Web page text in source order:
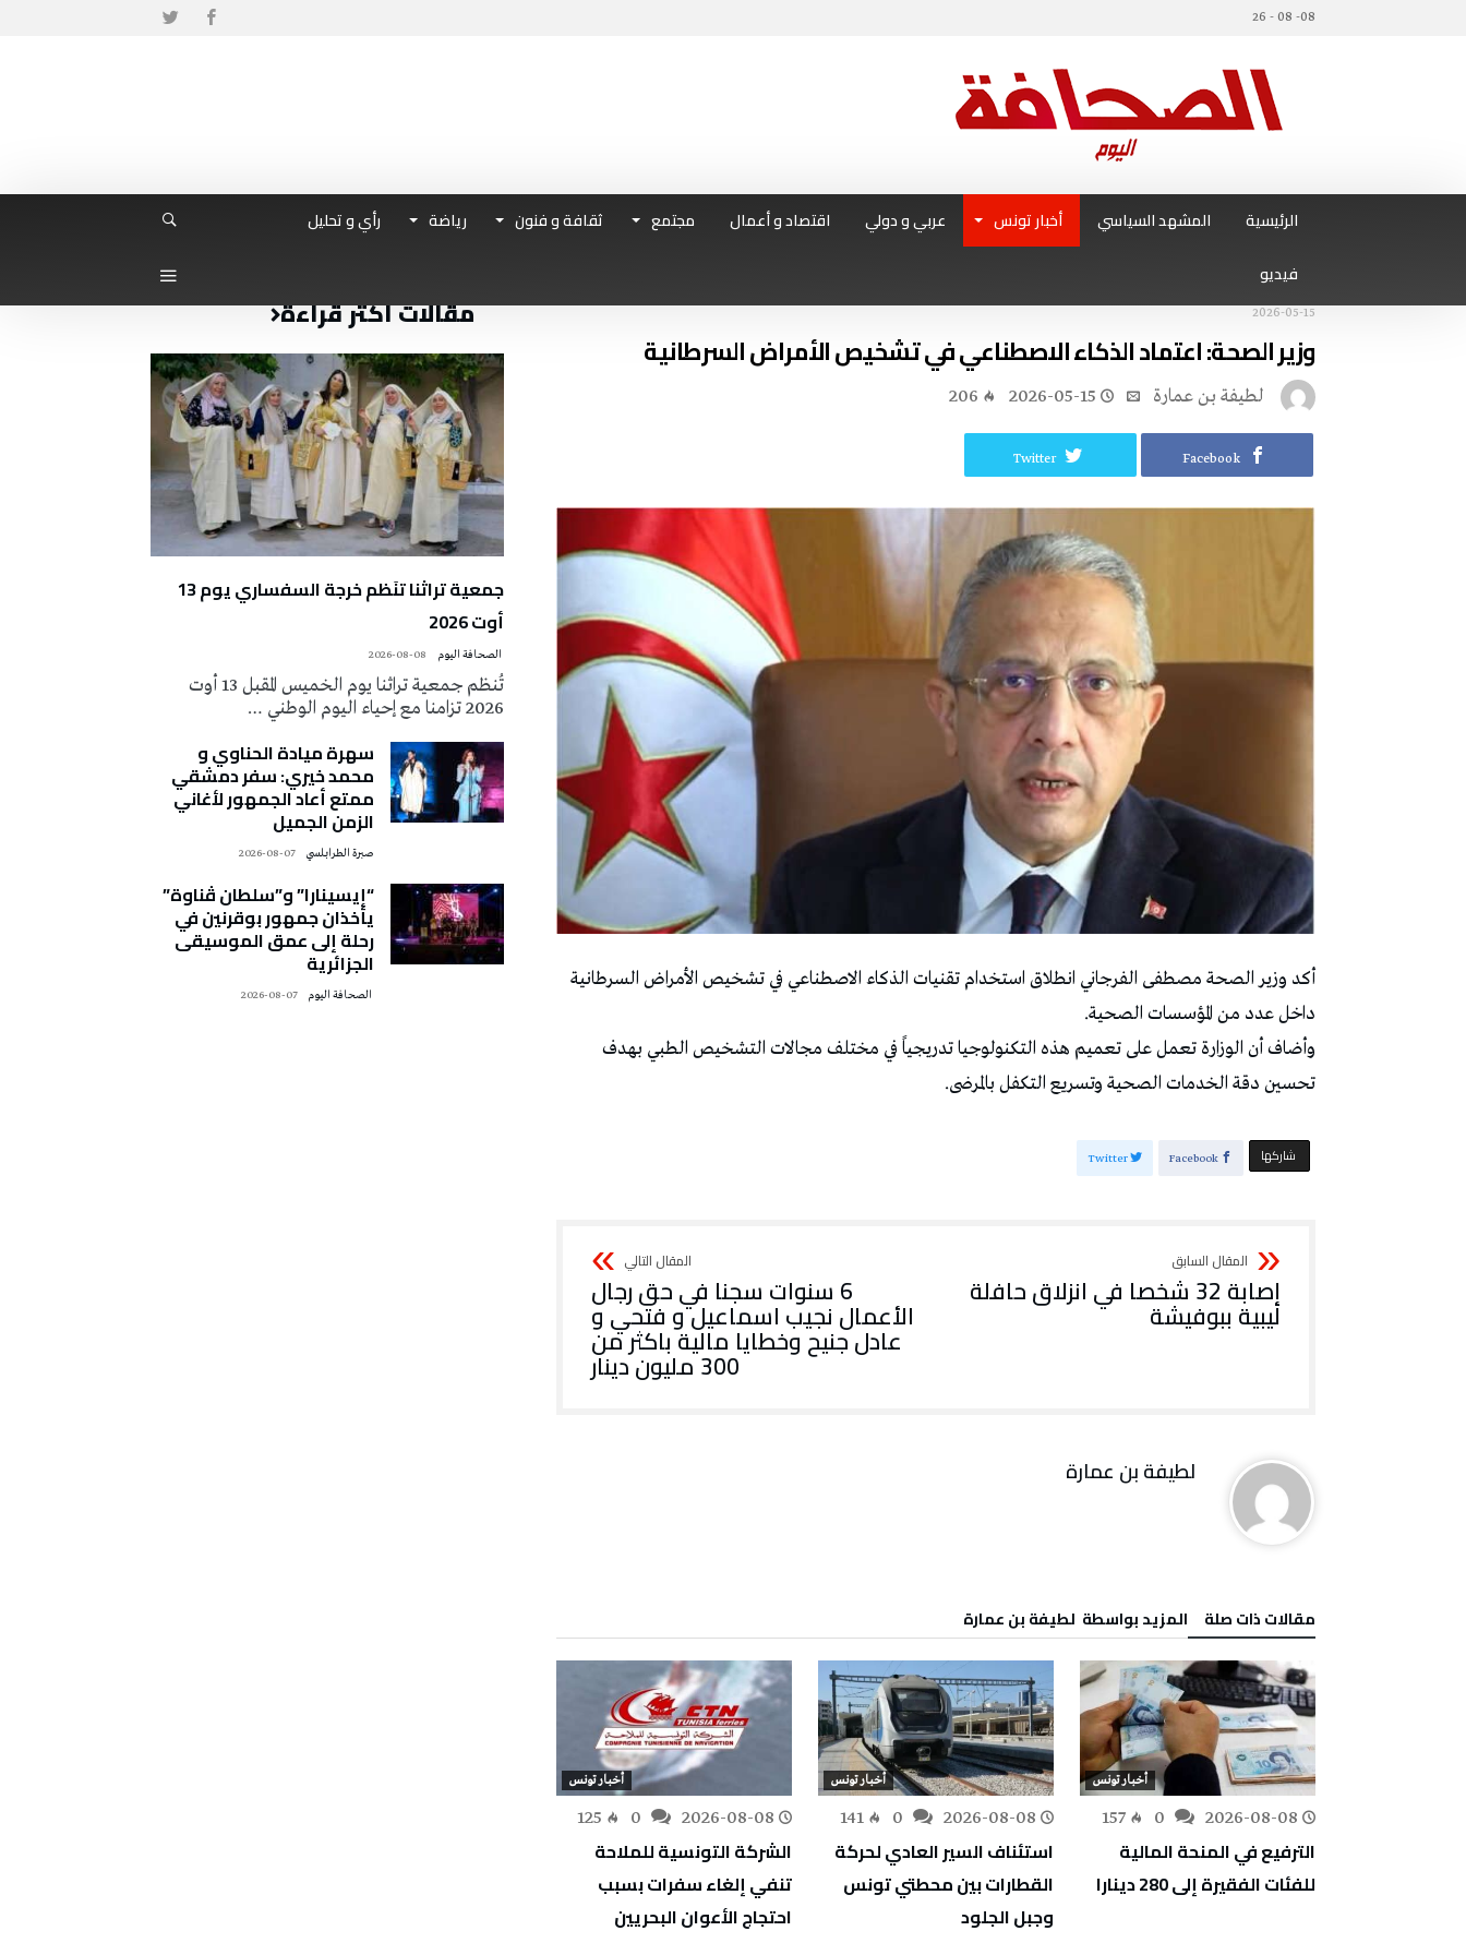
08- 08 - 26
الرئيسية المشهد السياسي أخبار تونس عربي و دولي اقتصاد و أعمال مجتمع ثقافة و فنون رياضة
رأي و تحليل
فيديو
2026-05-15
وزير الصحة: اعتماد الذكاء الاصطناعي في تشخيص الأمراض السرطانية
لطيفة بن عمارة 2026-05-15
206
Facebook
Twitter
أكد وزير الصحة مصطفى الفرجاني انطلاق استخدام تقنيات الذكاء الاصطناعي في تشخيص الأمراض السرطانية
داخل عدد من المؤسسات الصحية.
وأضاف أن الوزارة تعمل على تعميم هذه التكنولوجيا تدريجياً في مختلف مجالات التشخيص الطبي بهدف
تحسين دقة الخدمات الصحية وتسريع التكفل بالمرضى.
‫‫ شاركها‬ Facebook
Twitter
إصابة 32 شخصا في انزلاق حافلة
ليبية ببوفيشة‬
6 سنوات سجنا في حق رجال
الأعمال نجيب اسماعيل و فتحي و
عادل جنيح وخطايا مالية باكثر من
300 مليون دينار
لطيفة بن عمارة
‫مقالات ذات صلة‬ ‫‫المزيد بواسطة‬ ‬ لطيفة بن عمارة
أخبار تونس
2026-08-08
157
الترفيع في المنحة المالية
للفئات الفقيرة إلى 280 دينارا
أخبار تونس
2026-08-08
141
استئناف السير العادي لحركة
القطارات بين محطتي تونس
وجبل الجلود
أخبار تونس
2026-08-08
125
الشركة التونسية للملاحة
تنفي إلغاء سفرات بسبب
احتجاج الأعوان البحريين
مقالات أكثر قراءة
جمعية تراثنا تنَظم خرجة السفساري يوم 13
أوت 2026
2026-08-08
تُنظم جمعية تراثنا يوم الخميس المقبل 13 أوت
2026 تزامنا مع إحياء اليوم الوطني …
سهرة ميادة الحناوي و
محمد خيري: سفر دمشقي
ممتع أعاد الجمهور لأغاني
الزمن الجميل
صبرة الطرابلسي 2026-08-07
“إيسينارا” و”سلطان ڤناوة”
يأخذان جمهور بوقرنين في
رحلة إلى عمق الموسيقى
الجزائرية
2026-08-07